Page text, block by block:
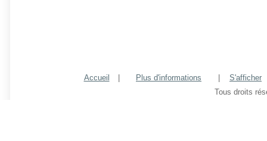
Accueil Plus d'informations
S'afficher
Tous droits